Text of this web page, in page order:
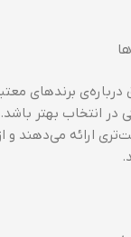
درباره‌ی برندهای
در انتخاب بهتر
ارائه می‌دهند و